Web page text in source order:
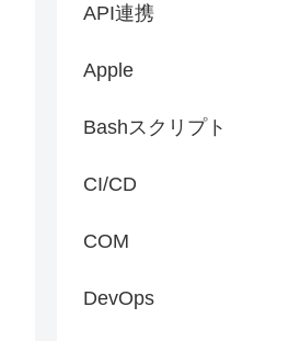
API連携
Apple
Bashスクリプト
CI/CD
COM
DevOps